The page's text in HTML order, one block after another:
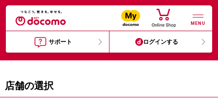
MENU
サポート ログインする
店舗の選択